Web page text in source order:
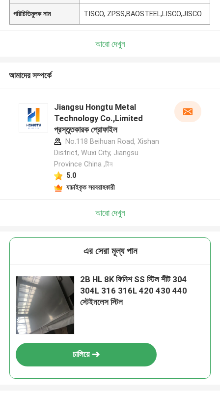
পরিচিতিমুলক নাম TISCO, ZPSS,BAOSTEEL,LISCO,JISCO
আরো দেখুন
আমাদের সম্পর্কে
Jiangsu Hongtu Metal
Technology Co.,Limited
প্রস্তুতকারক প্রোফাইল
No.118 Beihuan Road, Xishan
District, Wuxi City, Jiangsu
Province China ,চীন
5.0
যাচাইকৃত সরবরাহকারী
আরো দেখুন
এর সেরা মূল্য পান
2B HL 8K ফিনিশ SS স্টিল শীট 304
304L 316 316L 420 430 440
স্টেইনলেস স্টিল
চালিয়ে